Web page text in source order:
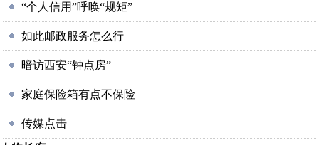
“个人信用”呼唤“规矩”
如此邮政服务怎么行
暗访西安“钟点房”
家庭保险箱有点不保险
传媒点击